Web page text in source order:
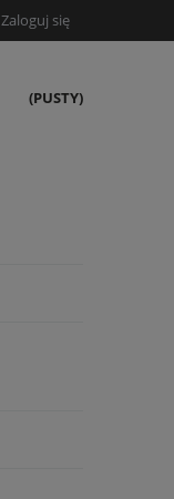
Zaloguj się
(PUSTY)